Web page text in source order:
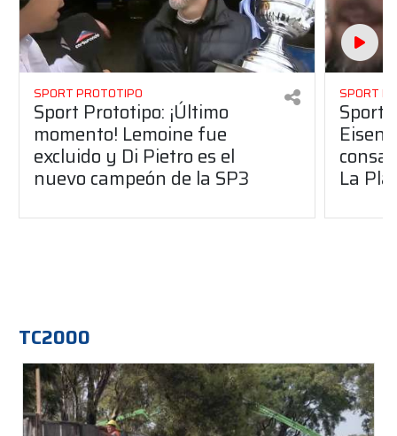
SPORT PROTOTIPO
Sport Prototipo: ¡Último
momento! Lemoine fue
excluido y Di Pietro es el
nuevo campeón de la SP3
SPORT
Sport
La
TC2000